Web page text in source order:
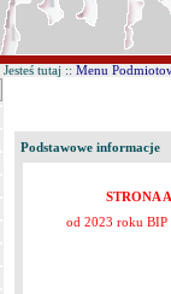
Jesteś tutaj :: Menu
Podstawowe informacje
STRONA
od 2023 roku BIP